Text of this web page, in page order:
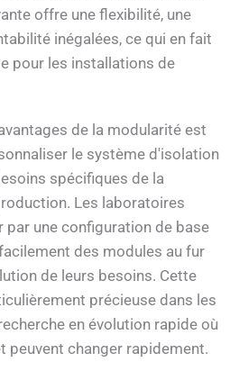
offre une flexibilité, une
inégalées, ce qui en fait
pour les installations de
de la modularité est
le système d'isolation
spécifiques de la
Les laboratoires
par une configuration de base
des modules au fur
de leurs besoins. Cette
précieuse dans les
en évolution rapide où
peuvent changer rapidement.